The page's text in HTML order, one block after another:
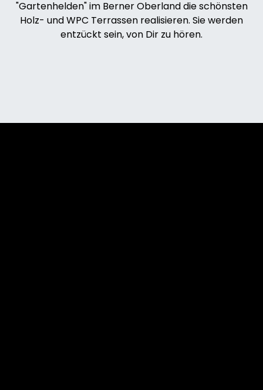
"Gartenhelden" im Berner Oberland die schönsten
Holz- und WPC Terrassen realisieren. Sie werden
entzückt sein, von Dir zu hören.